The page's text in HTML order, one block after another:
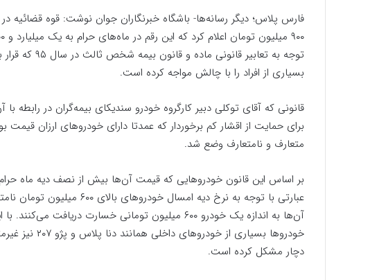
فارس پلاس؛ دیگر رسانه‌ها- باشگاه خبرنگاران جوان نوشت: قوه قضائیه
توجه به تعابیر
بسیاری از افراد را با چالش مواجه کرده است.
برای حمایت از اقشار کم برخوردار که عمدتا دارای خودرو‌های ارزان
متعارف و نامتعارف وضع شد.
بر اساس این قانون خودرو‌هایی که قیمت آن‌ها بیش از نصف دیه ماه
عبارتی با توجه به نرخ دیه
آن‌ها به اندازه یک خودرو ۶۰۰ میلیون تومانی خسارت
خودرو‌ها
دچار مشکل کرده است.